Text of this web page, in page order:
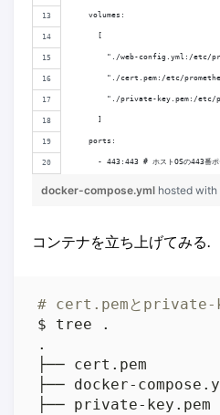
    volumes:
      [
"./web-config.yml:/etc/
"./cert.pem:/etc/
"./private-key.pem:/etc/
      ]
    ports:
- 443:443 # ホストOSの443番ポ
docker-compose.yml hosted
コンテナを立ち上げてみる.
# cert.pemとprivate-